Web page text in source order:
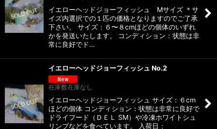
イエローヘッドジョーフィッシュ Mサイズ ＊サ
イズ内選択での１匹の価格となりますのでご了承
下さい。 サイズ：６〜８cmほどの個体のいずれ
かを発送いたします。 コンディション：状態は非
常に良好でド…
イエローヘッドジョーフィッシュ No.2
在庫数在庫なし
イエローヘッドジョーフィッシュ サイズ：６cm
ほどの個体 コンディション：状態は非常に良好で
ドライフード（ＤＥＬ SM）や冷凍ホワイトシュ
リンプなどを食べています。 入荷日：